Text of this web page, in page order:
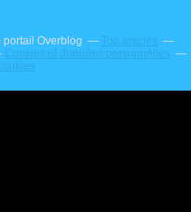
portail Overblog
Top articles
Cookies et données personnelles